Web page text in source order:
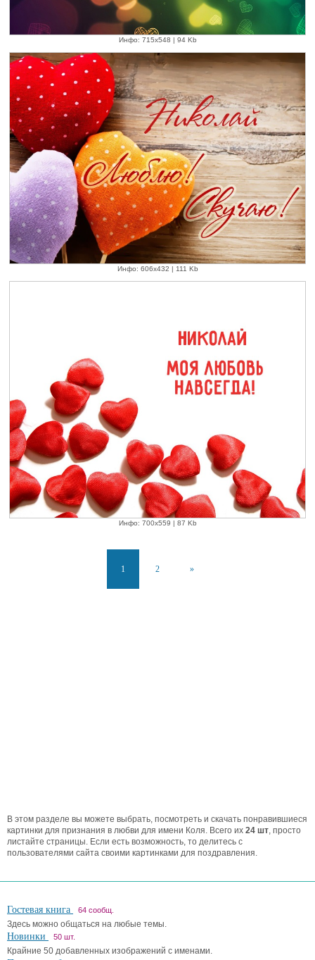
Инфо: 715х548 | 94 Kb
Инфо: 606х432 | 111 Kb
Инфо: 700х559 | 87 Kb
1 2 »
В этом разделе вы можете выбрать, посмотреть и скачать понравившиеся
картинки для признания в любви для имени Коля. Всего их 24 шт , просто
листайте страницы. Если есть возможность, то делитесь с
пользователями сайта своими картинками для поздравления.
Гостевая книга 64 сообщ.
Здесь можно общаться на любые темы.
Новинки 50 шт.
Крайние 50 добавленных изображений с именами.